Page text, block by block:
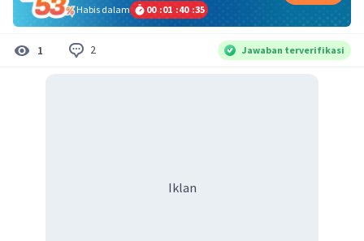
Habis dalam
00 :01 :40 :34
1 2 Jawaban terverifikasi
Iklan